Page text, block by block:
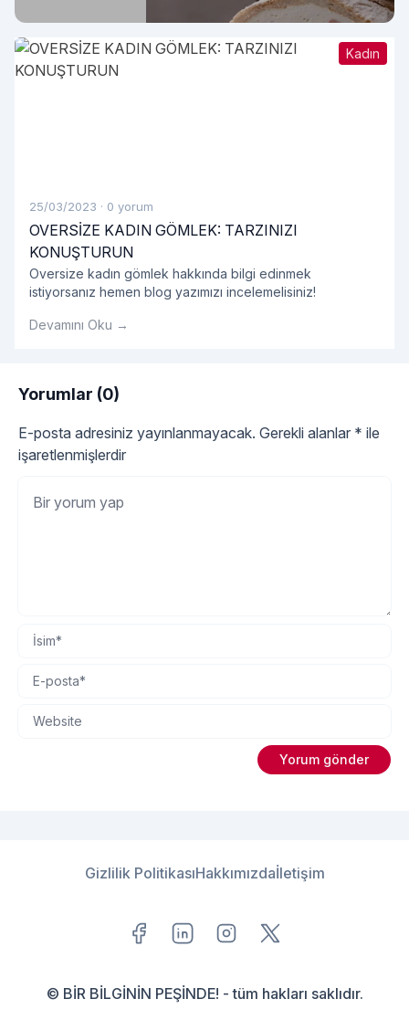
Kadın
25/03/2023 · 0 yorum
OVERSİZE KADIN GÖMLEK: TARZINIZI
KONUŞTURUN
Oversize kadın gömlek hakkında bilgi edinmek
istiyorsanız hemen blog yazımızı incelemelisiniz!
Devamını Oku →
Yorumlar (0)
E-posta adresiniz yayınlanmayacak. Gerekli alanlar * ile
işaretlenmişlerdir
Gizlilik PolitikasıHakkımızdaİletişim
© BİR BİLGİNİN PEŞİNDE! - tüm hakları saklıdır.